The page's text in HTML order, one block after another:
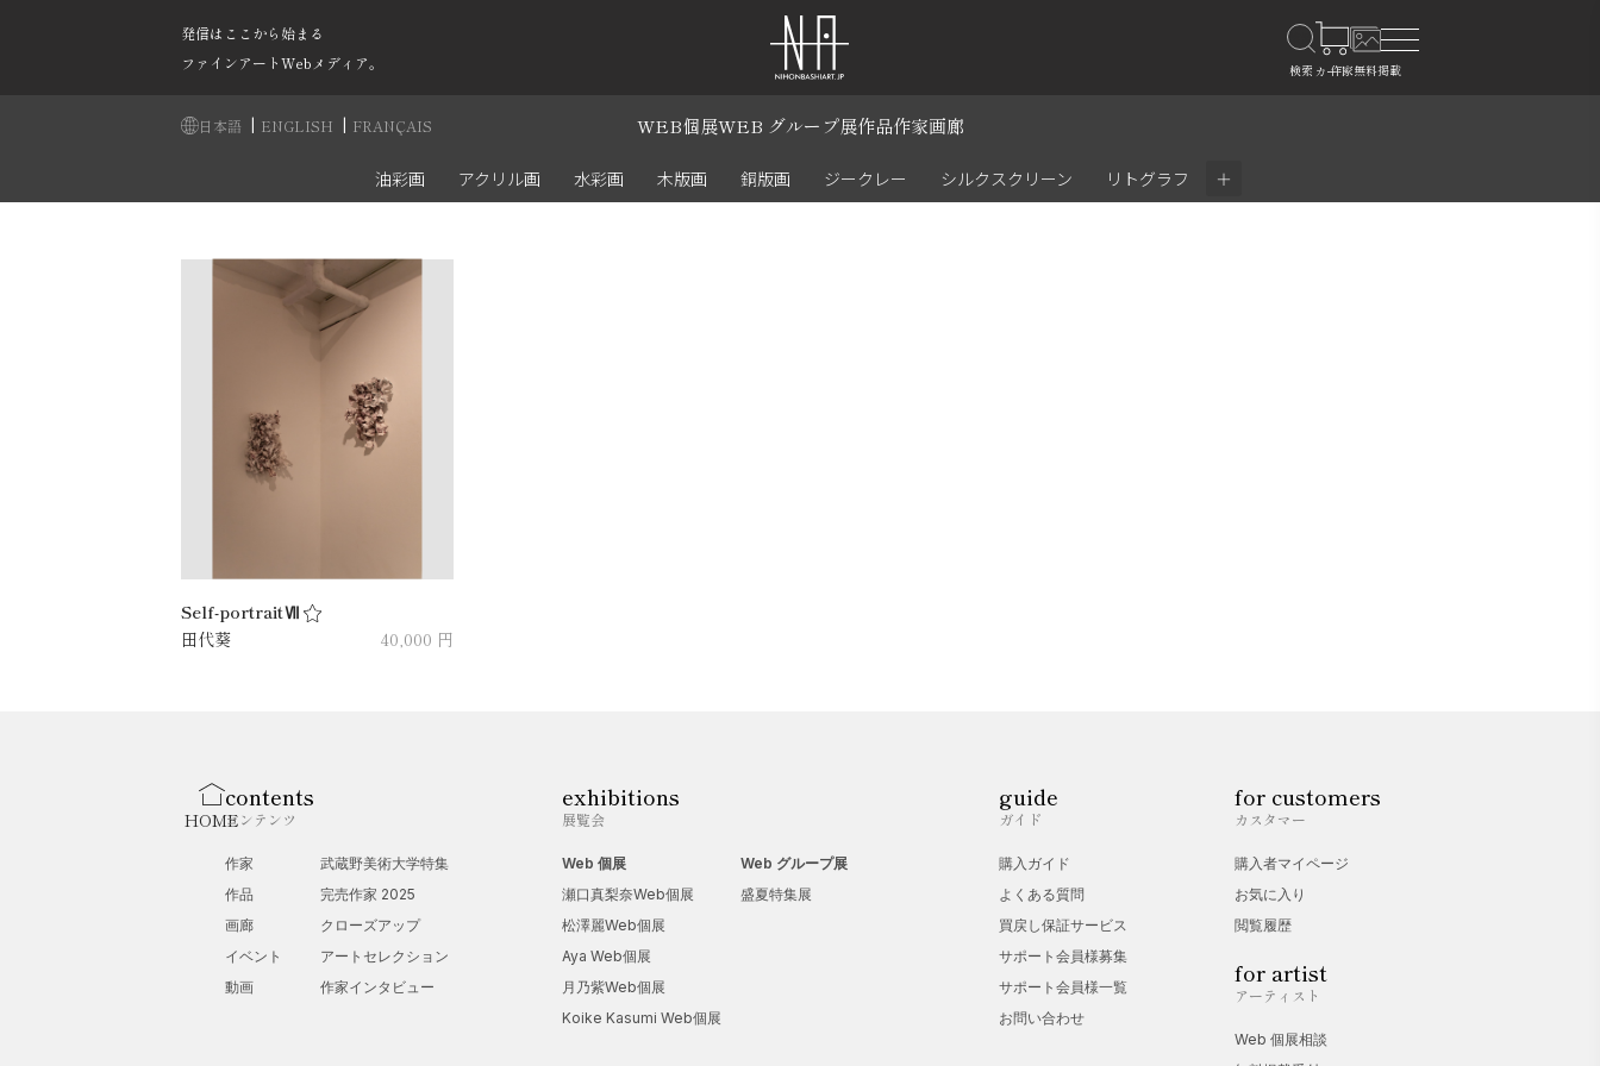
発信はここから始まる
ファインアートWebメディア。
日本語 | ENGLISH | FRANÇAIS WEB個展WEB グループ展作品作家画廊
油彩画 アクリル画 水彩画 木版画 銅版画 ジークレー シルクスクリーン リトグラフ ＋
Self-portraitⅦ
田代葵
40,000 円
HOME
contents
コンテンツ
作家
作品
画廊
イベント
動画
武蔵野美術大学特集
完売作家 2025
クローズアップ
アートセレクション
作家インタビュー
exhibitions
展覧会
Web 個展
瀬口真梨奈Web個展
松澤麗Web個展
Aya Web個展
月乃紫Web個展
Koike Kasumi Web個展
Web グループ展
盛夏特集展
guide
ガイド
購入ガイド
よくある質問
買戻し保証サービス
サポート会員様募集
サポート会員様一覧
お問い合わせ
for customers
カスタマー
購入者マイページ
お気に入り
閲覧履歴
for artist
アーティスト
Web 個展相談